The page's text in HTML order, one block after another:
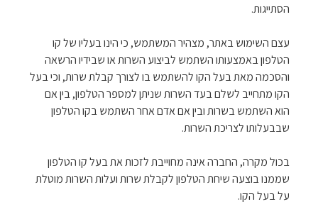
הסתייגות.
עצם השימוש באתר, מצהיר המשתמש, כי הינו בעליו של קו
הטלפון באמצעותו השתמש לביצוע השרות או שבידיו הרשאה
והסכמה מאת בעל הקו להשתמש בו לצורך קבלת שרות, וכי בעל
הקו מתחייב לשלם בעד השרות שניתן למספר הטלפון, בין אם
הוא השתמש בשרות ובין אם אדם אחר השתמש בקו הטלפון
שבבעלותו לצריכת השרות.
בכול מקרה, החברה אינה מחוייבת לזכות את בעל קו הטלפון
שממנו בוצעה שיחת הטלפון לקבלת שרות ועלות השרות מוטלת
על בעל הקו.